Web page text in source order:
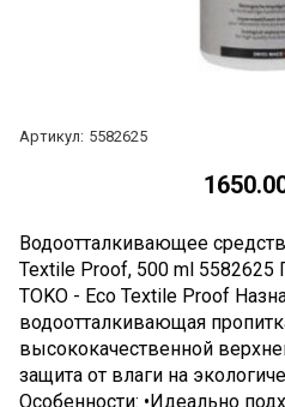
Артикул: 5582625
Водоотталкивающее
Textile Proof, 500 ml
TOKO - Eco Textile Proof
водоотталкивающая
высококачественной
защита от влаги на
Особенности: •Идеально